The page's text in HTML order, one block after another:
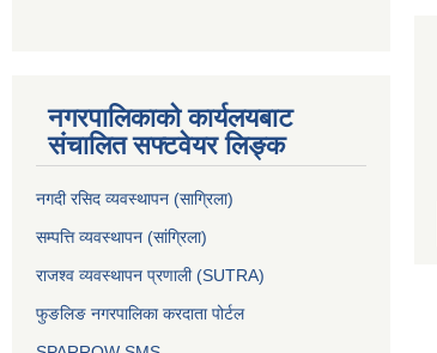
नगरपालिकाको कार्यलयबाट
संचालित सफ्टवेयर लिङ्क
नगदी रसिद व्यवस्थापन (साग्रिला)
सम्पत्ति व्यवस्थापन (सांग्रिला)
राजश्व व्यवस्थापन प्रणाली (SUTRA)
फुङलिङ नगरपालिका करदाता पोर्टल